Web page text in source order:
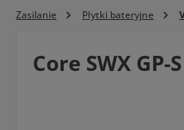
Zasilanie Płytki bateryjne
Core SWX